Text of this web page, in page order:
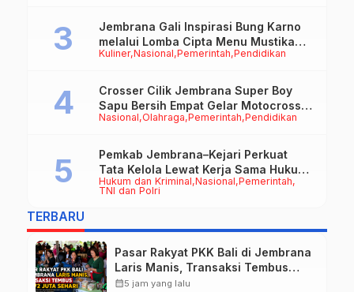
Kuliner Nasional Pemerintah Pendidikan
Jembrana Gali Inspirasi Bung Karno
melalui Lomba Cipta Menu Mustika
Rasa
Nasional Olahraga Pemerintah Pendidikan
Crosser Cilik Jembrana Super Boy
Sapu Bersih Empat Gelar Motocross
50cc
Hukum dan Kriminal Nasional Pemerintah
TNI dan Polri
Pemkab Jembrana–Kejari Perkuat
Tata Kelola Lewat Kerja Sama Hukum
Datun
TERBARU
Pasar Rakyat PKK Bali di Jembrana
Laris Manis, Transaksi Tembus
Rp.672 Juta Sehari
calendar_month5 jam yang lalu